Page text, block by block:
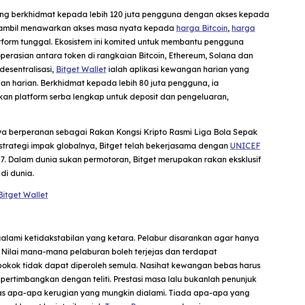
berkhidmat kepada lebih 120 juta pengguna dengan akses kepada
menawarkan akses masa nyata kepada harga Bitcoin, harga
tunggal. Ekosistem ini komited untuk membantu pengguna
antara token di rangkaian Bitcoin, Ethereum, Solana dan
Bitget Wallet ialah aplikasi kewangan harian yang
harian. Berkhidmat kepada lebih 80 juta pengguna, ia
platform serba lengkap untuk deposit dan pengeluaran,
sebagai Rakan Kongsi Kripto Rasmi Liga Bola Sepak
impak globalnya, Bitget telah bekerjasama dengan UNICEF
Dalam dunia sukan permotoran, Bitget merupakan rakan eksklusif
dunia.
Wallet
ketidakstabilan yang ketara. Pelabur disarankan agar hanya
mana-mana pelaburan boleh terjejas dan terdapat
tidak dapat diperoleh semula. Nasihat kewangan bebas harus
dengan teliti. Prestasi masa lalu bukanlah penunjuk
apa-apa kerugian yang mungkin dialami. Tiada apa-apa yang